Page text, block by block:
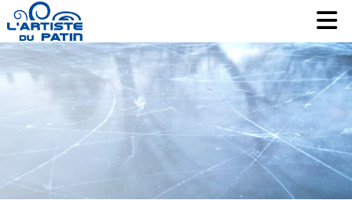
Hockey
Liquidation
Nous contacter
Hockey
Liquidation
Nous contacter